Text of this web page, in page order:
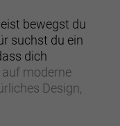
bewegst du
suchst du ein
dich
moderne
Design,